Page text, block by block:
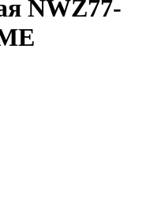
NWZ77-